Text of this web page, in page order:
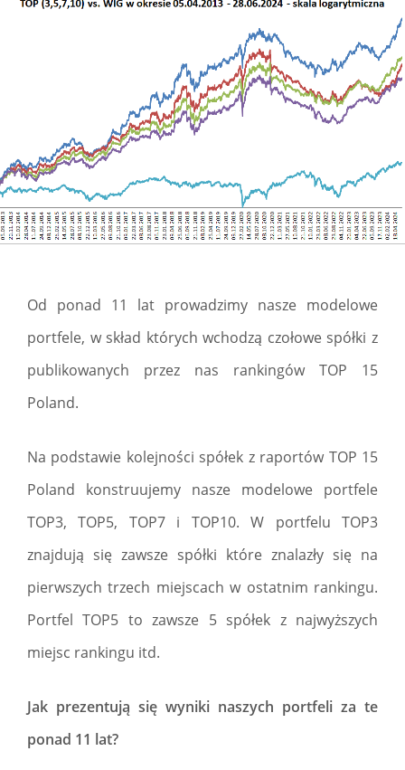
Od ponad 11 lat prowadzimy nasze modelowe
portfele, w skład których wchodzą czołowe spółki z
publikowanych przez nas rankingów TOP 15
Poland.
Na podstawie kolejności spółek z raportów TOP 15
Poland konstruujemy nasze modelowe portfele
TOP3, TOP5, TOP7 i TOP10. W portfelu TOP3
znajdują się zawsze spółki które znalazły się na
pierwszych trzech miejscach w ostatnim rankingu.
Portfel TOP5 to zawsze 5 spółek z najwyższych
miejsc rankingu itd.
Jak prezentują się wyniki naszych portfeli za te
ponad 11 lat?